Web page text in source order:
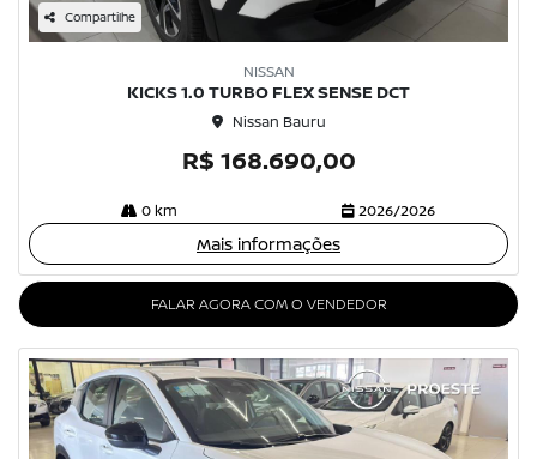
Compartilhe
NISSAN
KICKS 1.0 TURBO FLEX SENSE DCT
Nissan Bauru
R$ 168.690,00
0 km 2026/2026
Mais informações
FALAR AGORA COM O VENDEDOR